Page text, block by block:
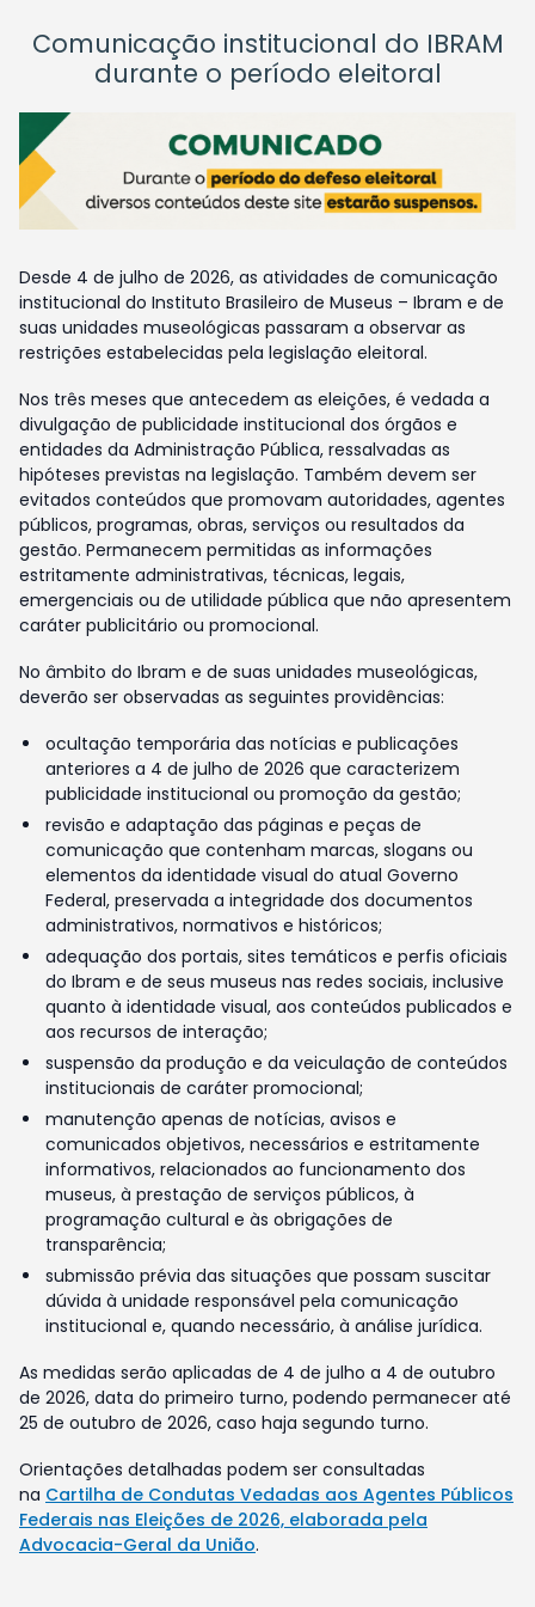
Comunicação institucional do IBRAM
durante o período eleitoral
Desde 4 de julho de 2026, as atividades de comunicação
institucional do Instituto Brasileiro de Museus – Ibram e de
suas unidades museológicas passaram a observar as
restrições estabelecidas pela legislação eleitoral.
Nos três meses que antecedem as eleições, é vedada a
divulgação de publicidade institucional dos órgãos e
entidades da Administração Pública, ressalvadas as
hipóteses previstas na legislação. Também devem ser
evitados conteúdos que promovam autoridades, agentes
públicos, programas, obras, serviços ou resultados da
gestão. Permanecem permitidas as informações
estritamente administrativas, técnicas, legais,
emergenciais ou de utilidade pública que não apresentem
caráter publicitário ou promocional.
No âmbito do Ibram e de suas unidades museológicas,
deverão ser observadas as seguintes providências:
ocultação temporária das notícias e publicações
anteriores a 4 de julho de 2026 que caracterizem
publicidade institucional ou promoção da gestão;
revisão e adaptação das páginas e peças de
comunicação que contenham marcas, slogans ou
elementos da identidade visual do atual Governo
Federal, preservada a integridade dos documentos
administrativos, normativos e históricos;
adequação dos portais, sites temáticos e perfis oficiais
do Ibram e de seus museus nas redes sociais, inclusive
quanto à identidade visual, aos conteúdos publicados e
aos recursos de interação;
suspensão da produção e da veiculação de conteúdos
institucionais de caráter promocional;
manutenção apenas de notícias, avisos e
comunicados objetivos, necessários e estritamente
informativos, relacionados ao funcionamento dos
museus, à prestação de serviços públicos, à
programação cultural e às obrigações de
transparência;
submissão prévia das situações que possam suscitar
dúvida à unidade responsável pela comunicação
institucional e, quando necessário, à análise jurídica.
As medidas serão aplicadas de 4 de julho a 4 de outubro
de 2026, data do primeiro turno, podendo permanecer até
25 de outubro de 2026, caso haja segundo turno.
Orientações detalhadas podem ser consultadas
na Cartilha de Condutas Vedadas aos Agentes Públicos
Federais nas Eleições de 2026, elaborada pela
Advocacia-Geral da União.